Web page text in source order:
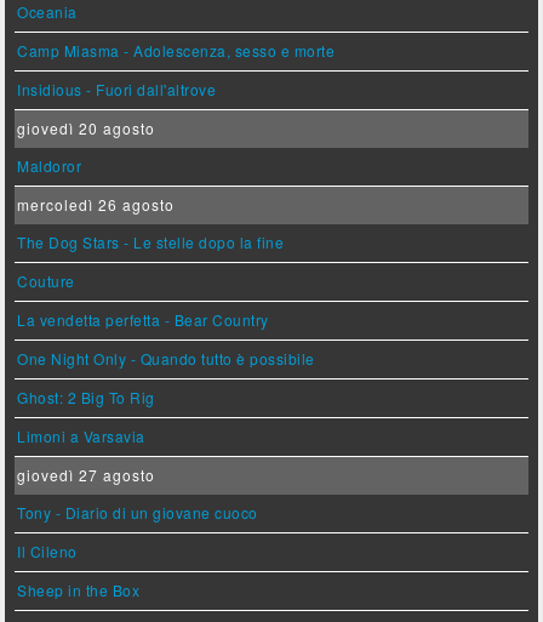
Oceania
Camp Miasma - Adolescenza, sesso e morte
Insidious - Fuori dall'altrove
giovedì 20 agosto
Maldoror
mercoledì 26 agosto
The Dog Stars - Le stelle dopo la fine
Couture
La vendetta perfetta - Bear Country
One Night Only - Quando tutto è possibile
Ghost: 2 Big To Rig
Limoni a Varsavia
giovedì 27 agosto
Tony - Diario di un giovane cuoco
Il Cileno
Sheep in the Box